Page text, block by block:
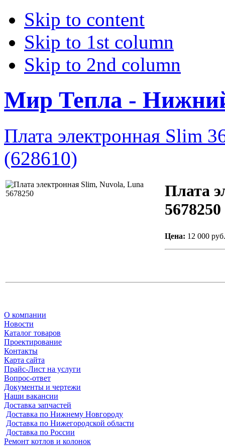
Skip to content
Skip to 1st column
Skip to 2nd column
Мир Тепла -
Плата электронная Slim
(628610)
Плата
5678250
Цена: 12 000 руб.
О компании
Новости
Каталог товаров
Проектирование
Контакты
Карта сайта
Прайс-Лист на услуги
Вопрос-ответ
Документы и чертежи
Наши вакансии
Доставка запчастей
Доставка по Нижнему Новгороду
Доставка по Нижегородской области
Доставка по России
Ремонт котлов и колонок